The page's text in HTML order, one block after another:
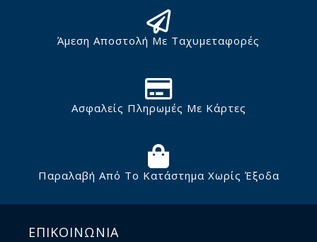
Άμεση Αποστολή Με Ταχυμεταφορές
Ασφαλείς Πληρωμές Με Κάρτες
Παραλαβή Από Το Κατάστημα Χωρίς Έξοδα
ΕΠΙΚΟΙΝΩΝΙΑ